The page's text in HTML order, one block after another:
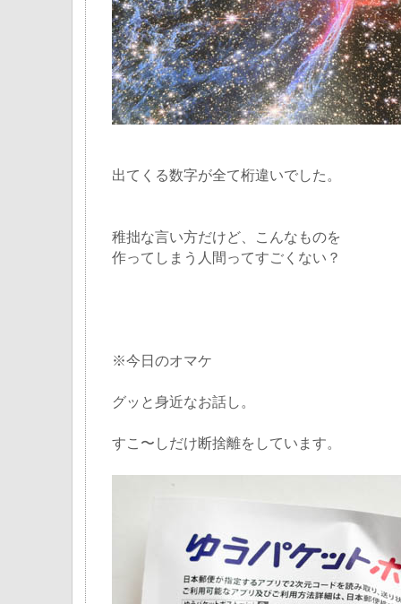
出てくる数字が全て桁違いでした。
稚拙な言い方だけど、こんなものを
作ってしまう人間ってすごくない？
※今日のオマケ
グッと身近なお話し。
すこ〜しだけ断捨離をしています。